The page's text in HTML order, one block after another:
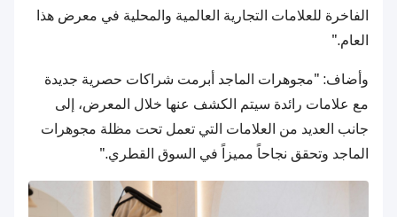
الفاخرة للعلامات التجارية العالمية والمحلية في معرض هذا
العام."
وأضاف: "مجوهرات الماجد أبرمت شراكات حصرية جديدة
مع علامات رائدة سيتم الكشف عنها خلال المعرض، إلى
جانب العديد من العلامات التي تعمل تحت مظلة مجوهرات
الماجد وتحقق نجاحاً مميزاً في السوق القطري."